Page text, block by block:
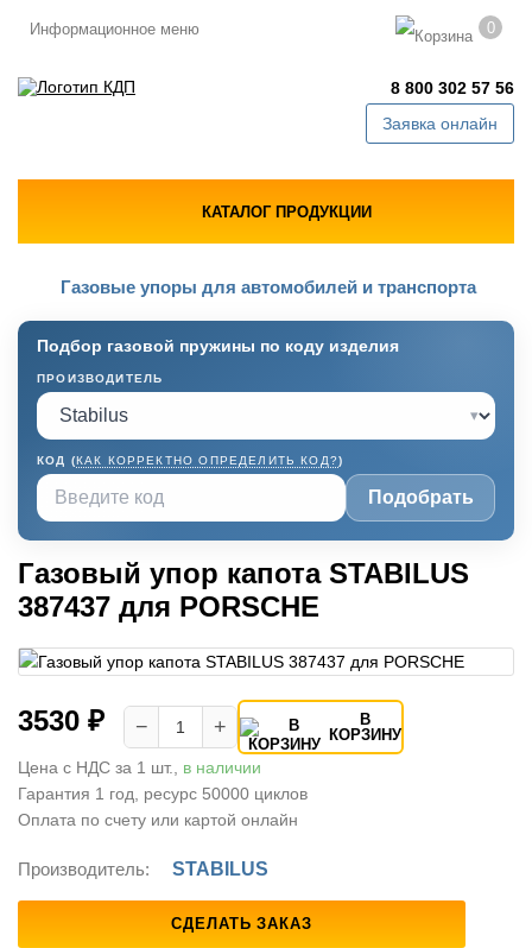
Информационное меню 0
8 800 302 57 56
Заявка онлайн
КАТАЛОГ ПРОДУКЦИИ
Газовые упоры для автомобилей и транспорта
Подбор газовой пружины по коду изделия
ПРОИЗВОДИТЕЛЬ
▾
КОД (КАК КОРРЕКТНО ОПРЕДЕЛИТЬ КОД?)
Подобрать
Газовый упор капота STABILUS
387437 для PORSCHE
3530 ₽ − +
В
КОРЗИНУ
Цена с НДС за 1 шт., в наличии
Гарантия 1 год, ресурс 50000 циклов
Оплата по счету или картой онлайн
Производитель: STABILUS
СДЕЛАТЬ ЗАКАЗ